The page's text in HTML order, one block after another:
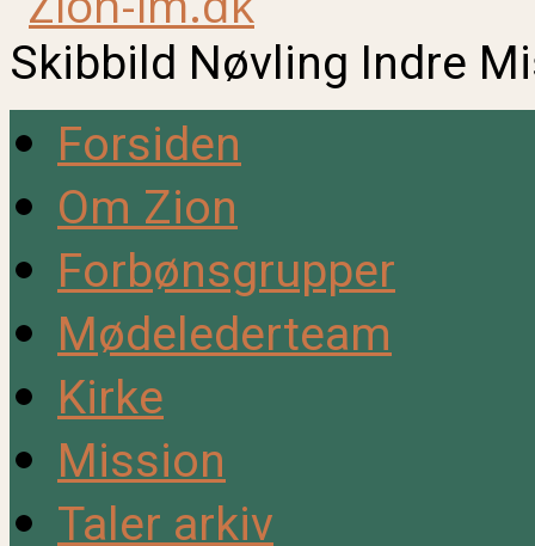
Skibbild Nøvling Indre
Forsiden
Om Zion
Forbønsgrupper
Mødelederteam
Kirke
Mission
Taler arkiv